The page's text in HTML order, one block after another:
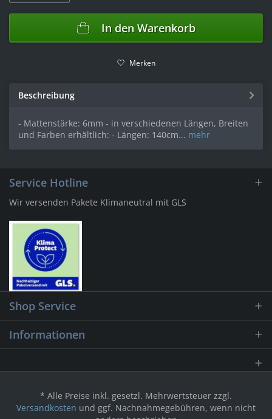
In den Warenkorb
Merken
Beschreibung
- Mattenstärke: 6mm - in verschiedenen Längen, Breiten
und Farben erhältlich: - Längen: 140cm... mehr
Service Hotline
Wir versenden Pakete Klimaneutral mit GLS
Shop Service
Informationen
* Alle Preise inkl. gesetzl. Mehrwertsteuer zzgl.
Versandkosten und ggf. Nachnahmegebühren, wenn nicht